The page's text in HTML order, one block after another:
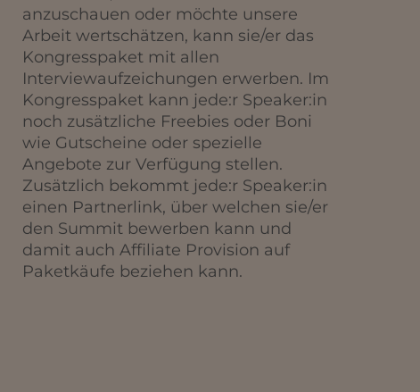
anzuschauen oder möchte unsere
Arbeit wertschätzen, kann sie/er das
Kongresspaket mit allen
Interviewaufzeichungen erwerben. Im
Kongresspaket kann jede:r Speaker:in
noch zusätzliche Freebies oder Boni
wie Gutscheine oder spezielle
Angebote zur Verfügung stellen.
Zusätzlich bekommt jede:r Speaker:in
einen Partnerlink, über welchen sie/er
den Summit bewerben kann und
damit auch Affiliate Provision auf
Paketkäufe beziehen kann.